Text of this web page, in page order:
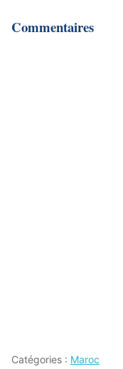
Commentaires
Catégories : Maroc